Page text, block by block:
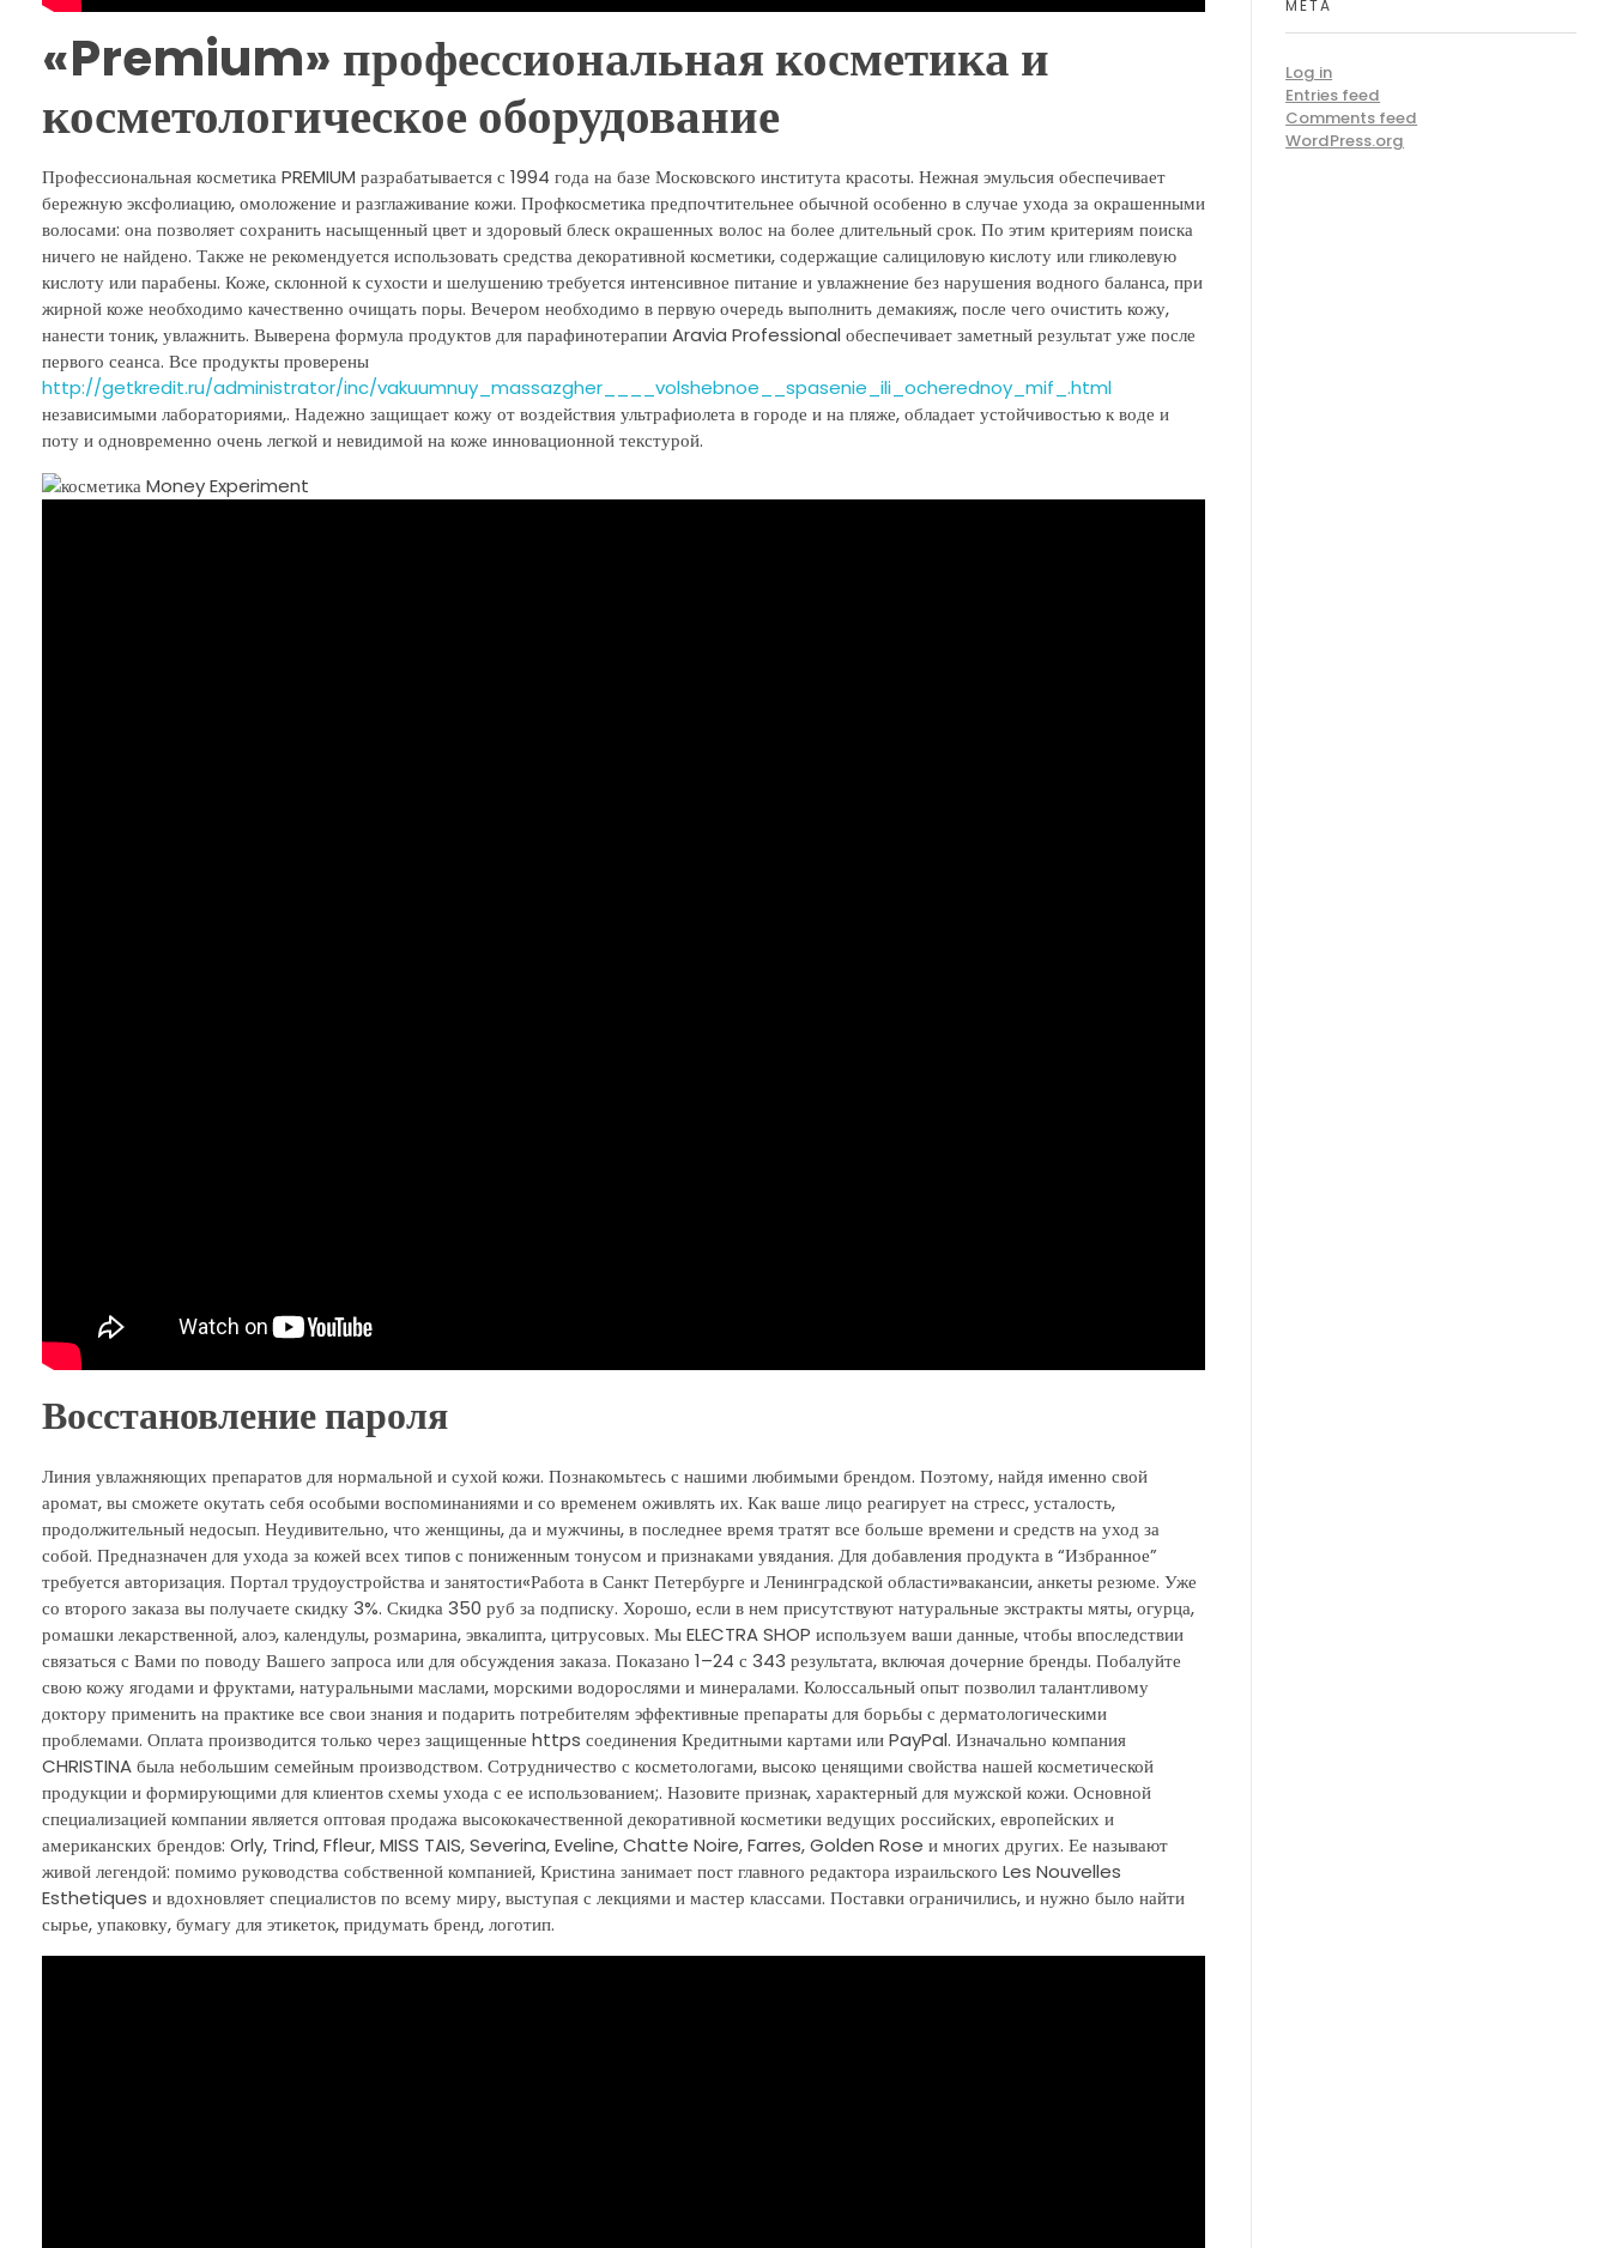
«Premium» профессиональная косметика и
косметологическое оборудование
Профессиональная косметика PREMIUM разрабатывается с 1994 года на базе Московского института красоты. Нежная эмульсия обеспечивает
бережную эксфолиацию, омоложение и разглаживание кожи. Профкосметика предпочтительнее обычной особенно в случае ухода за окрашенными
волосами: она позволяет сохранить насыщенный цвет и здоровый блеск окрашенных волос на более длительный срок. По этим критериям поиска
ничего не найдено. Также не рекомендуется использовать средства декоративной косметики, содержащие салициловую кислоту или гликолевую
кислоту или парабены. Коже, склонной к сухости и шелушению требуется интенсивное питание и увлажнение без нарушения водного баланса, при
жирной коже необходимо качественно очищать поры. Вечером необходимо в первую очередь выполнить демакияж, после чего очистить кожу,
нанести тоник, увлажнить. Выверена формула продуктов для парафинотерапии Aravia Professional обеспечивает заметный результат уже после
первого сеанса. Все продукты проверены
http://getkredit.ru/administrator/inc/vakuumnuy_massazgher____volshebnoe__spasenie_ili_ocherednoy_mif_.html
независимыми лабораториями,. Надежно защищает кожу от воздействия ультрафиолета в городе и на пляже, обладает устойчивостью к воде и
поту и одновременно очень легкой и невидимой на коже инновационной текстурой.
Восстановление пароля
Линия увлажняющих препаратов для нормальной и сухой кожи. Познакомьтесь с нашими любимыми брендом. Поэтому, найдя именно свой
аромат, вы сможете окутать себя особыми воспоминаниями и со временем оживлять их. Как ваше лицо реагирует на стресс, усталость,
продолжительный недосып. Неудивительно, что женщины, да и мужчины, в последнее время тратят все больше времени и средств на уход за
собой. Предназначен для ухода за кожей всех типов с пониженным тонусом и признаками увядания. Для добавления продукта в “Избранное”
требуется авторизация. Портал трудоустройства и занятости«Работа в Санкт Петербурге и Ленинградской области»вакансии, анкеты резюме. Уже
со второго заказа вы получаете скидку 3%. Скидка 350 руб за подписку. Хорошо, если в нем присутствуют натуральные экстракты мяты, огурца,
ромашки лекарственной, алоэ, календулы, розмарина, эвкалипта, цитрусовых. Мы ELECTRA SHOP используем ваши данные, чтобы впоследствии
связаться с Вами по поводу Вашего запроса или для обсуждения заказа. Показано 1–24 с 343 результата, включая дочерние бренды. Побалуйте
свою кожу ягодами и фруктами, натуральными маслами, морскими водорослями и минералами. Колоссальный опыт позволил талантливому
доктору применить на практике все свои знания и подарить потребителям эффективные препараты для борьбы с дерматологическими
проблемами. Оплата производится только через защищенные https соединения Кредитными картами или PayPal. Изначально компания
CHRISTINA была небольшим семейным производством. Сотрудничество с косметологами, высоко ценящими свойства нашей косметической
продукции и формирующими для клиентов схемы ухода с ее использованием;. Назовите признак, характерный для мужской кожи. Основной
специализацией компании является оптовая продажа высококачественной декоративной косметики ведущих российских, европейских и
американских брендов: Orly, Trind, Ffleur, MISS TAIS, Severina, Eveline, Chatte Noire, Farres, Golden Rose и многих других. Ее называют
живой легендой: помимо руководства собственной компанией, Кристина занимает пост главного редактора израильского Les Nouvelles
Esthetiques и вдохновляет специалистов по всему миру, выступая с лекциями и мастер классами. Поставки ограничились, и нужно было найти
сырье, упаковку, бумагу для этикеток, придумать бренд, логотип.
META
Log in
Entries feed
Comments feed
WordPress.org